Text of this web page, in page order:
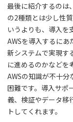
最後に紹介するのは
の2種類とは少し性
いうよりも、導入を
AWSを導入するにあ
新システムで実現す
に進めるのかなどを
AWSの知識が不十
困難です。導入サポ
義、検証やデータ移
トしてくれます。